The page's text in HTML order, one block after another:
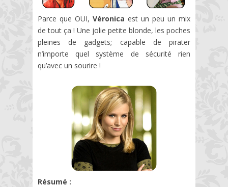
Parce que OUI, Véronica est un peu un mix
de tout ça ! Une jolie petite blonde, les poches
pleines de gadgets; capable de pirater
n’importe quel système de sécurité rien
qu’avec un sourire !
Résumé :